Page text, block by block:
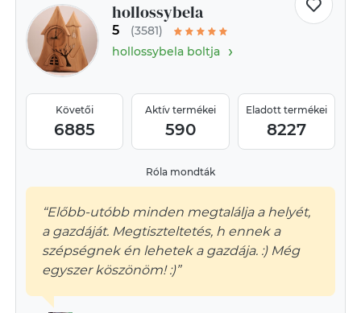
hollossybela
5
(3581)
hollossybela boltja›
Követői
6885
Aktív termékei
590
Eladott termékei
8227
Róla mondták
“Előbb-utóbb minden megtalálja a helyét,
a gazdáját. Megtiszteltetés, h ennek a
szépségnek én lehetek a gazdája. :) Még
egyszer köszönöm! :)”